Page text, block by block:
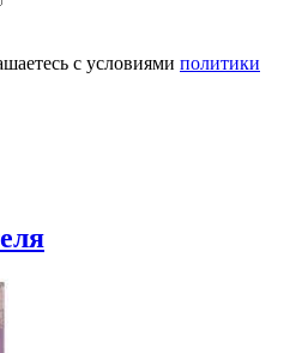
с условиями политики